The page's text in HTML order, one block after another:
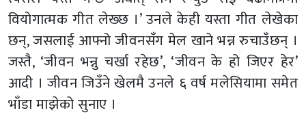
वियोगात्मक गीत लेख्छ ।’ उनले केही यस्ता गीत लेखेका
छन्, जसलाई आफ्नो जीवनसँग मेल खाने भन्न रुचाउँछन् ।
जस्तै, ‘जीवन भन्नु चर्खा रहेछ’, ‘जीवन के हो जिएर हेर’
आदी । जीवन जिउँने खेलमै उनले ६ वर्ष मलेसियामा समेत
भाँडा माझेको सुनाए ।